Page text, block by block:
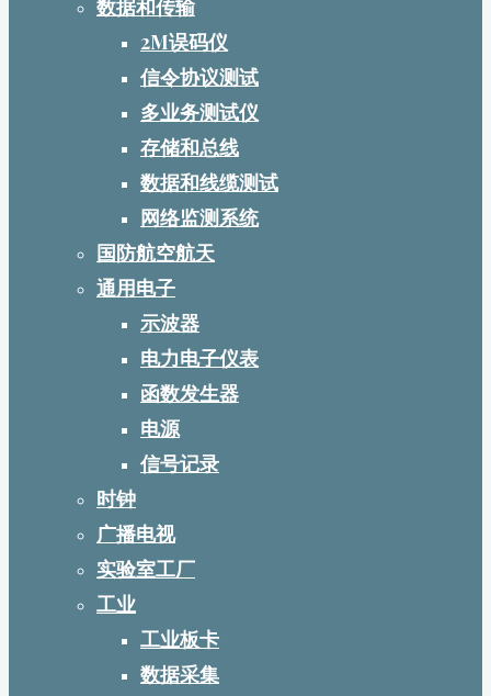
数据和传输
2M误码仪
信令协议测试
多业务测试仪
存储和总线
数据和线缆测试
网络监测系统
国防航空航天
通用电子
示波器
电力电子仪表
函数发生器
电源
信号记录
时钟
广播电视
实验室工厂
工业
工业板卡
数据采集